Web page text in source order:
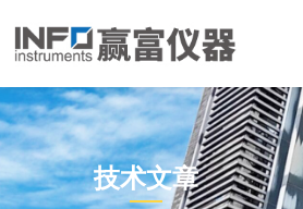
技术文章